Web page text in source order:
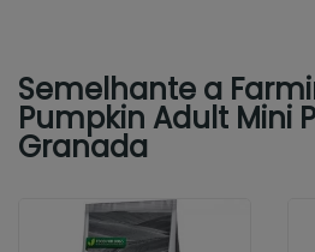
Semelhante a
Pumpkin Adult Mini
Granada